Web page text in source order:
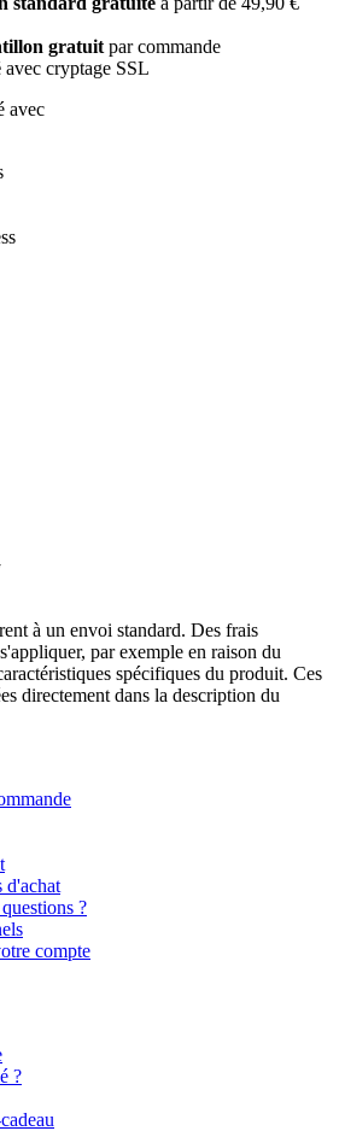
gratuit par commande
avec cryptage SSL
avec
à un envoi standard. Des frais
par exemple en raison du
spécifiques du produit. Ces
directement dans la description du
d'achat
?
compte
?